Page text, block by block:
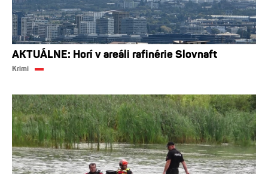
AKTUÁLNE: Horí v areáli rafinérie Slovnaft
Krimi